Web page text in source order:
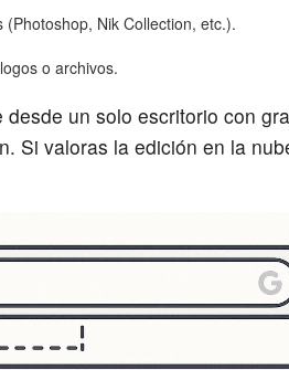
Nik Collection, etc.).
o archivos.
un solo escritorio con
Si valoras la edición en la